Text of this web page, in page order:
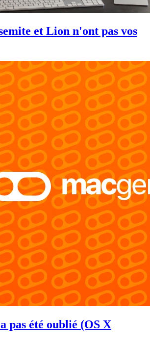
et Lion n'ont pas vos
pas été oublié (OS X